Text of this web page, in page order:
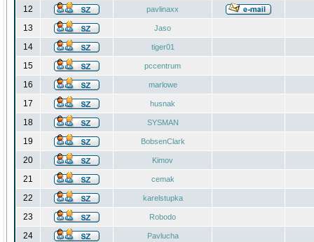
12 pavlinaxx
13 Jaso
14 tiger01
15 pccentrum
16 marlowe
17 husnak
18 SYSMAN
19 BobsenClark
20 Kimov
21 cemak
22 karelstupka
23 Robodo
24 Pavlucha